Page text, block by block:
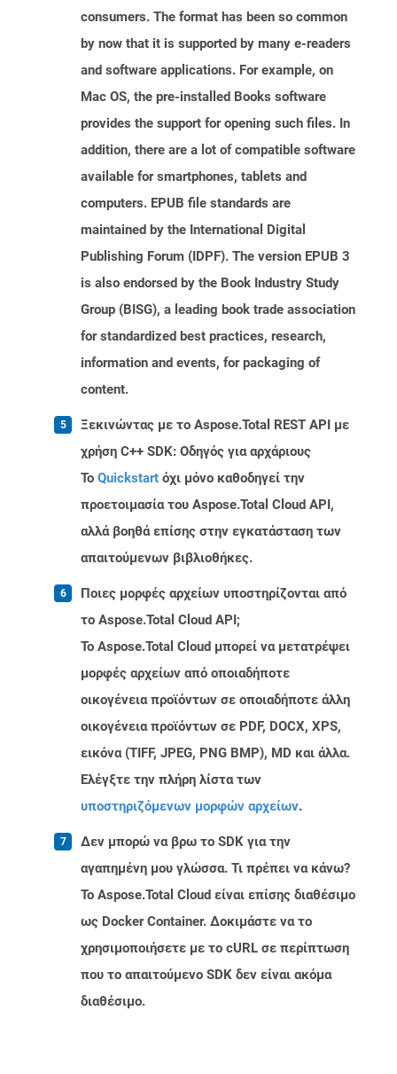
consumers. The format has been so common
by now that it is supported by many e-readers
and software applications. For example, on
Mac OS, the pre-installed Books software
provides the support for opening such files. In
addition, there are a lot of compatible software
available for smartphones, tablets and
computers. EPUB file standards are
maintained by the International Digital
Publishing Forum (IDPF). The version EPUB 3
is also endorsed by the Book Industry Study
Group (BISG), a leading book trade association
for standardized best practices, research,
information and events, for packaging of
content.
Ξεκινώντας με το Aspose.Total REST API με
χρήση C++ SDK: Οδηγός για αρχάριους
Το Quickstart όχι μόνο καθοδηγεί την
προετοιμασία του Aspose.Total Cloud API,
αλλά βοηθά επίσης στην εγκατάσταση των
απαιτούμενων βιβλιοθήκες.
Ποιες μορφές αρχείων υποστηρίζονται από
το Aspose.Total Cloud API;
Το Aspose.Total Cloud μπορεί να μετατρέψει
μορφές αρχείων από οποιαδήποτε
οικογένεια προϊόντων σε οποιαδήποτε άλλη
οικογένεια προϊόντων σε PDF, DOCX, XPS,
εικόνα (TIFF, JPEG, PNG BMP), MD και άλλα.
Ελέγξτε την πλήρη λίστα των
υποστηριζόμενων μορφών αρχείων.
Δεν μπορώ να βρω το SDK για την
αγαπημένη μου γλώσσα. Τι πρέπει να κάνω?
Το Aspose.Total Cloud είναι επίσης διαθέσιμο
ως Docker Container. Δοκιμάστε να το
χρησιμοποιήσετε με το cURL σε περίπτωση
που το απαιτούμενο SDK δεν είναι ακόμα
διαθέσιμο.